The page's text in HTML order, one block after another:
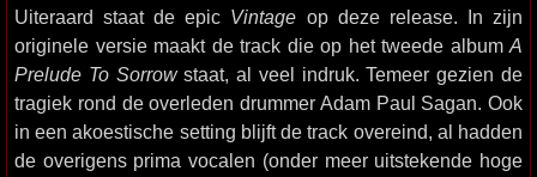
Uiteraard staat de epic Vintage op deze release. In zijn
originele versie maakt de track die op het tweede album A
Prelude To Sorrowstaat, al veel indruk. Temeer gezien de
tragiek rond de overleden drummer Adam Paul Sagan. Ook
in een akoestische setting blijft de track overeind, al hadden
de overigens prima vocalen (onder meer uitstekende hoge